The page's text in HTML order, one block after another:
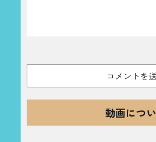
動画につ